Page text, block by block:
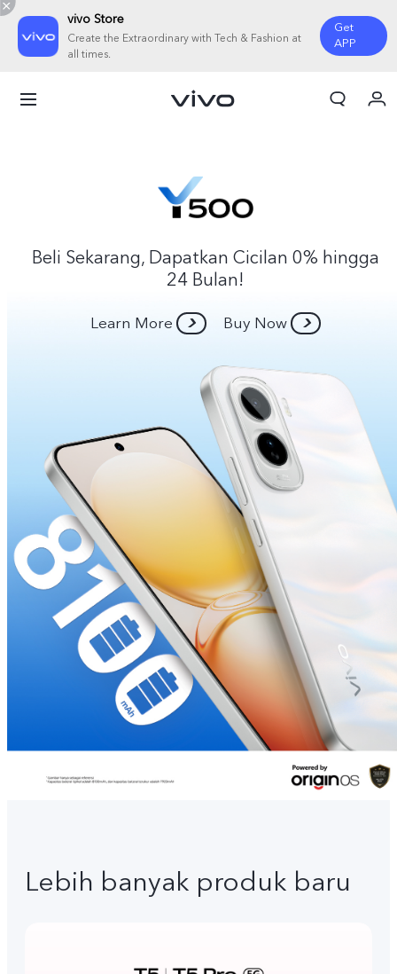
vivo Store
Create the Extraordinary with Tech & Fashion at
all times.
Get
APP
Indonesia | Pilih negara/wilayah
Beli Sekarang, Dapatkan Cicilan 0% hingga
24 Bulan!
Learn More Buy Now
Lebih banyak produk baru